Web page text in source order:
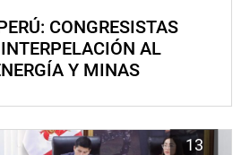
CONGRESISTAS
AL
Y MINAS
13